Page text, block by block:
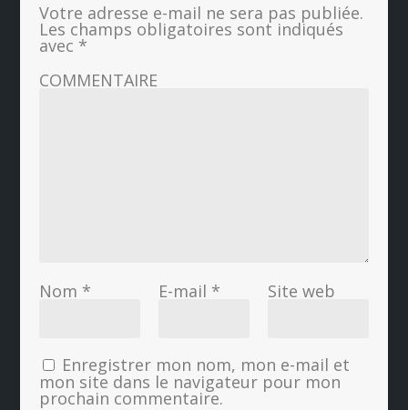
Votre adresse e-mail ne sera pas publiée.
Les champs obligatoires sont indiqués
avec *
COMMENTAIRE
Nom * E-mail * Site web
Enregistrer mon nom, mon e-mail et
mon site dans le navigateur pour mon
prochain commentaire.